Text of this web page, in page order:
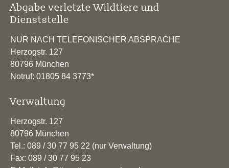
Abgabe verletzte Wildtiere und
Dienststelle
NUR NACH TELEFONISCHER ABSPRACHE
Herzogstr. 127
80796 München
Notruf: 01805 84 3773*
Verwaltung
Herzogstr. 127
80796 München
Tel.: 089 / 30 77 95 22 (nur Verwaltung)
Fax: 089 / 30 77 95 23